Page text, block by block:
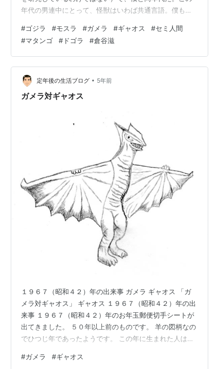
年代の男連中にとって、怪獣はいわば共通言語。僕も本
うした、と言われそうだが）。 本書の内容を、ほんの少
し、簡単に紹介しよう。その前に、本書は、映画畑の人
が考え出した怪獣を学者が生物学的に解説するのだか
ら、まず、こうした前提を受け入れて、一緒に遊べる読
者であることが必要かもしれない。 １ ゴジラにはなぜ自
衛隊の武器が通用しないのか（P44） 『ゴジ…
#ゴジラ #モスラ #ガメラ #ギャオス #セミ人間
#マタンゴ # ドゴラ #倉谷滋
定年後の生活ブログ • 5年前
ガメラ対ギャオス
１９６７（昭和４２）年の出来事 ガメラ ギャオス 「ガ
メラ対ギャオス」 ギャオス １９６７（昭和４２）年の出
来事 １９６７（昭和４２）年のお年玉郵便切手シートが
出てきました。 ５０年以上前のものです。 羊の図柄なの
でひつじ年であったようです。 この年に生まれた人は５
富山県神通川流域のイタイイタイ病、 新潟県阿賀野川の
#ガメラ #ギャオス